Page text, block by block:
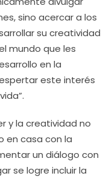
sino acercar a los
su creatividad
mundo que les
en la
este interés
y la creatividad no
en casa con la
un diálogo con
se logre incluir la